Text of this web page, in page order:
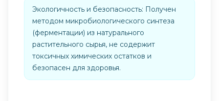
Экологичность и безопасность: Получен
методом микробиологического синтеза
(ферментации) из натурального
растительного сырья, не содержит
токсичных химических остатков и
безопасен для здоровья.